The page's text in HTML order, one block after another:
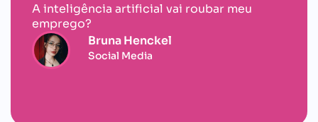
A inteligência artificial vai roubar meu
emprego?
Bruna Henckel
Social Media